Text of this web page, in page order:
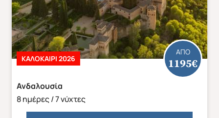
Ανδαλουσία
8 ημέρες / 7 νύχτες
ΑΠΟ
1195€
ΚΑΛΟΚΑΙΡΙ 2026